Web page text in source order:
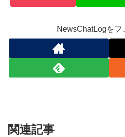
NewsChatLogをフ
関連記事